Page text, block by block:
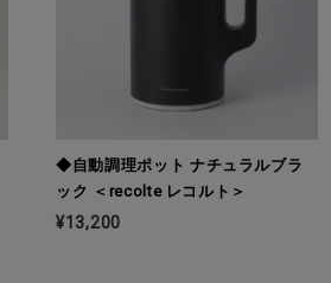
◆自動調理ポット ナチュラルブラ
ック ＜recolte レコルト＞
¥13,200